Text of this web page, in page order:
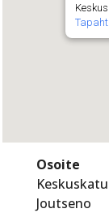
Osoite
Joutseno